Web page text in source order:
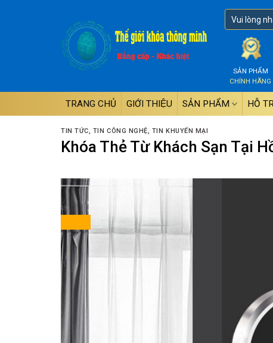
SẢN PHẨM
CHÍNH HÃNG
TRANG CHỦ GIỚI THIỆU SẢN PHẨM HỖ
TIN TỨC, TIN CÔNG NGHỆ, TIN KHUYẾN MẠI
Khóa Thẻ Từ Khách Sạn Tại